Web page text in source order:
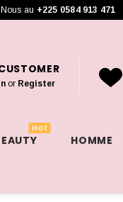
au +225 0584 913 471
or Register
Hot
HOMME